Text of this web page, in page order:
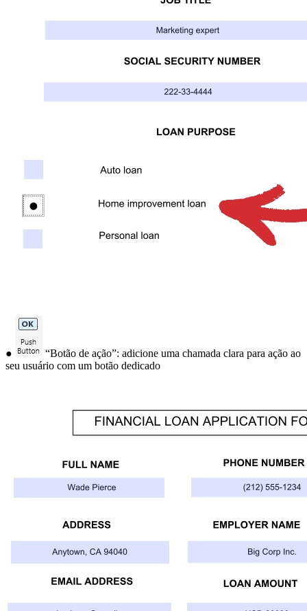
●
“Botão de ação”: adicione uma chamada clara para ação ao
seu usuário com um botão dedicado